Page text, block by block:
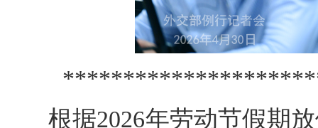
根据2026年劳动节假期